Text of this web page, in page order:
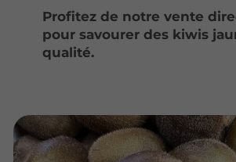
Profitez de notre vente
pour savourer des kiwis
qualité.